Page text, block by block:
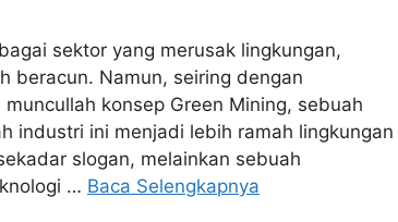
sektor yang merusak lingkungan,
beracun. Namun, seiring dengan
konsep Green Mining, sebuah
industri ini menjadi lebih ramah lingkungan
slogan, melainkan sebuah
… Baca Selengkapnya